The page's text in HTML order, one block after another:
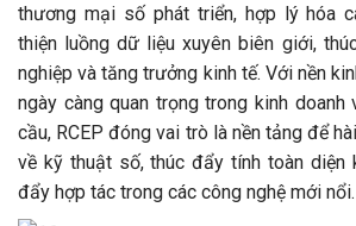
thương mại số phát triển, hợp lý hóa
thiện luồng dữ liệu xuyên biên giới,
nghiệp và tăng trưởng kinh tế. Với nền
ngày càng quan trọng trong kinh
cầu, RCEP đóng vai trò là nền tảng để
về kỹ thuật số, thúc đẩy tính toàn diện
đẩy hợp tác trong các công nghệ mới nổi.